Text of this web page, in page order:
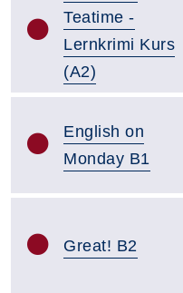
Teatime -
Lernkrimi Kurs
(A2)
English on
Monday B1
Great! B2